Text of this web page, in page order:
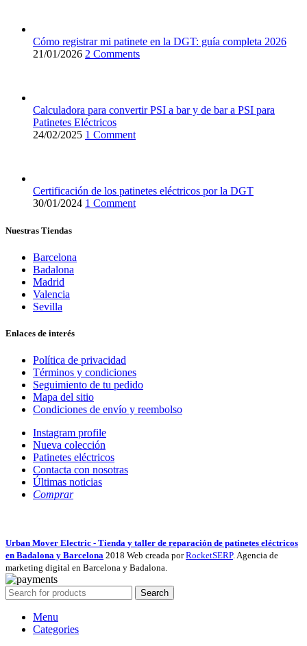
Cómo registrar mi patinete en la DGT: guía completa 2026
21/01/2026 2 Comments
Calculadora para convertir PSI a bar y de bar a PSI para
Patinetes Eléctricos
24/02/2025 1 Comment
Certificación de los patinetes eléctricos por la DGT
30/01/2024 1 Comment
Nuestras Tiendas
Barcelona
Badalona
Madrid
Valencia
Sevilla
Enlaces de interés
Política de privacidad
Términos y condiciones
Seguimiento de tu pedido
Mapa del sitio
Condiciones de envío y reembolso
Instagram profile
Nueva colección
Patinetes eléctricos
Contacta con nosotras
Últimas noticias
Comprar
Urban Mover Electric - Tienda y taller de reparación de patinetes eléctricos
en Badalona y Barcelona 2018 Web creada porRocketSERP. Agencia de
marketing digital en Barcelona y Badalona.
Search
Menu
Categories